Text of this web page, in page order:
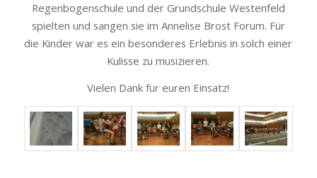
Regenbogenschule und der Grundschule Westenfeld
spielten und sangen sie im Annelise Brost Forum. Für
die Kinder war es ein besonderes Erlebnis in solch einer
Kulisse zu musizieren.
Vielen Dank für euren Einsatz!